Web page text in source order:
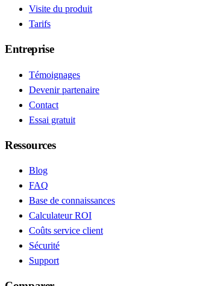
Visite du produit
Tarifs
Entreprise
Témoignages
Devenir partenaire
Contact
Essai gratuit
Ressources
Blog
FAQ
Base de connaissances
Calculateur ROI
Coûts service client
Sécurité
Support